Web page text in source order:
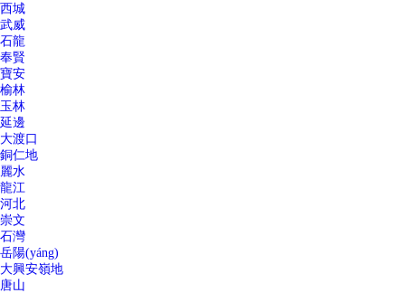
西城
武威
石龍
奉賢
寶安
榆林
玉林
延邊
大渡口
銅仁地
麗水
龍江
河北
崇文
石灣
岳陽(yáng)
大興安嶺地
唐山